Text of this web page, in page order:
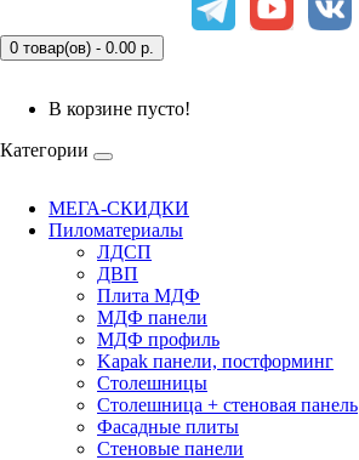
0 товар(ов) - 0.00 р.
В корзине пусто!
Категории
МЕГА-СКИДКИ
Пиломатериалы
ЛДСП
ДВП
Плита МДФ
МДФ панели
МДФ профиль
Kapak панели, постформинг
Столешницы
Столешница + стеновая панель
Фасадные плиты
Стеновые панели